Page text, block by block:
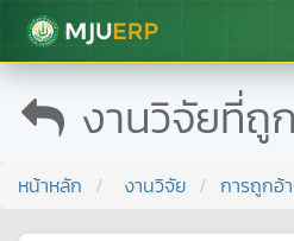
มหาวิทยาลัยแม่โจ้
งานวิจัยที่ถู
หน้าหลัก งานวิจัย การถูกอ้